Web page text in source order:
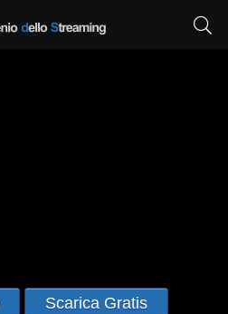
Scarica Gratis